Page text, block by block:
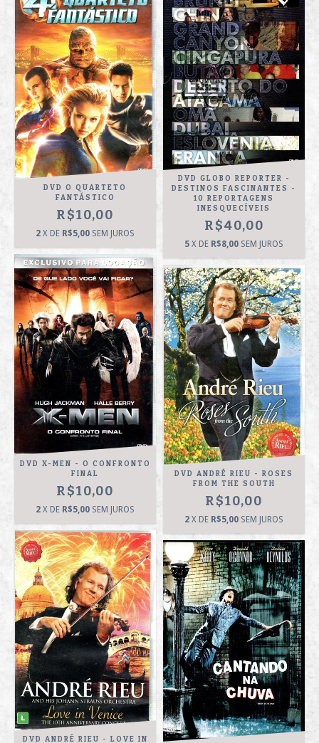
DVD O QUARTETO
FANTÁSTICO
R$10,00
2 X DE R$5,00 SEM JUROS
DVD GLOBO REPORTER -
DESTINOS FASCINANTES -
10 REPORTAGENS
INESQUECÍVEIS
R$40,00
5 X DE R$8,00 SEM JUROS
DVD X-MEN - O CONFRONTO
FINAL
R$10,00
2 X DE R$5,00 SEM JUROS
DVD ANDRÉ RIEU - ROSES
FROM THE SOUTH
R$10,00
2 X DE R$5,00 SEM JUROS
DVD ANDRÉ RIEU - LOVE IN